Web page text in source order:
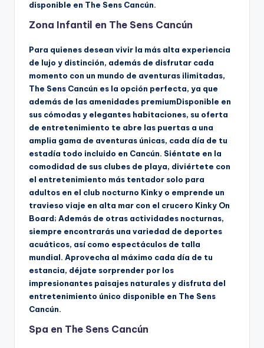
disponible en The Sens Cancún.
Zona Infantil en The Sens Cancún
Para quienes desean vivir la más alta experiencia
de lujo y distinción, además de disfrutar cada
momento con un mundo de aventuras ilimitadas,
The Sens Cancún es la opción perfecta, ya que
además de las amenidades premiumDisponible en
sus cómodas y elegantes habitaciones, su oferta
de entretenimiento te abre las puertas a una
amplia gama de aventuras únicas, cada día de tu
estadía todo incluido en Cancún. Siéntate en la
comodidad de sus clubes de playa, diviértete con
el entretenimiento más tentador solo para
adultos en el club nocturno Kinky o emprende un
travieso viaje en alta mar con el crucero Kinky On
Board; Además de otras actividades nocturnas,
siempre encontrarás una variedad de deportes
acuáticos, así como espectáculos de talla
mundial. Aprovecha al máximo cada día de tu
estancia, déjate sorprender por los
impresionantes paisajes naturales y disfruta del
entretenimiento único disponible en The Sens
Cancún.
Spa en The Sens Cancún